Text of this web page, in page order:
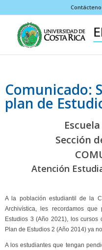
Comunicado:
plan de
Sección
Atención
A la población estudiantil de la
Archivística, les recordamos
Estudios 3 (Año 2021), los cursos
Plan de Estudios 2 (Año 2014) ya
A los estudiantes que tengan